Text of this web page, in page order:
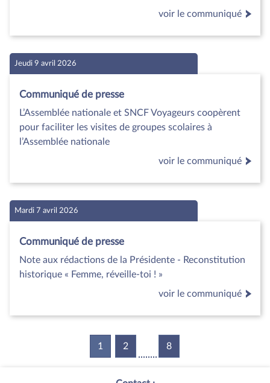
voir le communiqué
Jeudi 9 avril 2026
Communiqué de presse
L’Assemblée nationale et SNCF Voyageurs coopèrent
pour faciliter les visites de groupes scolaires à
l’Assemblée nationale
voir le communiqué
Mardi 7 avril 2026
Communiqué de presse
Note aux rédactions de la Présidente - Reconstitution
historique « Femme, réveille-toi ! »
voir le communiqué
1 (current)
2 8